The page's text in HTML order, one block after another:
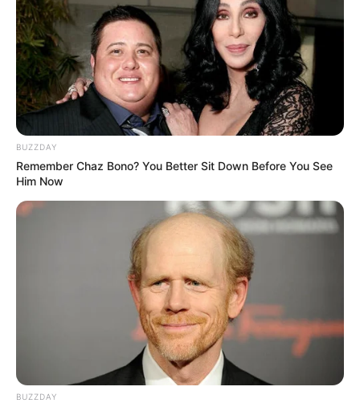
BUZZDAY
Remember Chaz Bono? You Better Sit Down Before You See
Him Now
BUZZDAY